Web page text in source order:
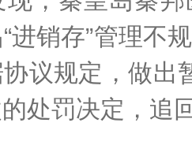
“进销存”管理不
议规定，做出
处罚决定，追